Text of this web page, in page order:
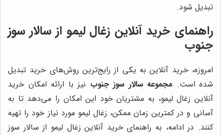
تبدیل شود.
راهنمای خرید آنلاین زغال لیمو از سالار سوز
جنوب
امروزه، خرید آنلاین به یکی از رایج‌ترین روش‌های خرید تبدیل
شده است. مجموعه سالار سوز جنوب نیز با ارائه امکان خرید
آنلاین زغال لیمو، به مشتریان خود این امکان را می‌دهد تا به
آسانی و در کمترین زمان ممکن، زغال لیمو مورد نیاز خود را تهیه
کنند. در ادامه، به راهنمای خرید آنلاین زغال لیمو از سالار سوز